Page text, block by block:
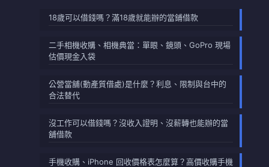
18歲可以借錢嗎？滿18歲就能辦的當鋪借款
二手相機收購、相機典當：單眼、鏡頭、GoPro 現場
估價現金入袋
公營當舖(動產質借處)是什麼？利息、限制與台中的
合法替代
沒工作可以借錢嗎？沒收入證明、沒薪轉也能辦的當
舖借款
手機收購、iPhone 回收價格表怎麼算？高價收購手機